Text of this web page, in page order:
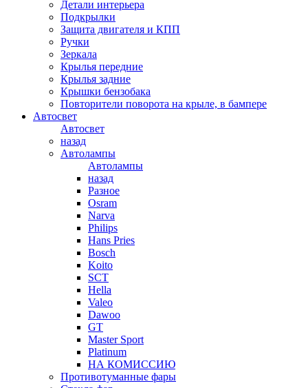
Детали интерьера
Подкрылки
Защита двигателя и КПП
Ручки
Зеркала
Крылья передние
Крылья задние
Крышки бензобака
Повторители поворота на крыле, в бампере
Автосвет
Автосвет
назад
Автолампы
Автолампы
назад
Разное
Osram
Narva
Philips
Hans Pries
Bosch
Koito
SCT
Hella
Valeo
Dawoo
GT
Master Sport
Platinum
НА КОМИССИЮ
Противотуманные фары